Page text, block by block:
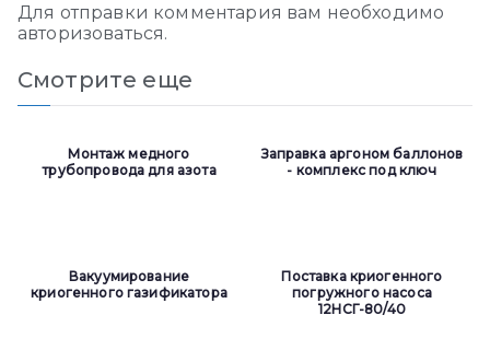
Для отправки комментария вам необходимо
авторизоваться.
Смотрите еще
Монтаж медного
трубопровода для азота
Заправка аргоном баллонов
- комплекс под ключ
Вакуумирование
криогенного газификатора
Поставка криогенного
погружного насоса
12НСГ-80/40